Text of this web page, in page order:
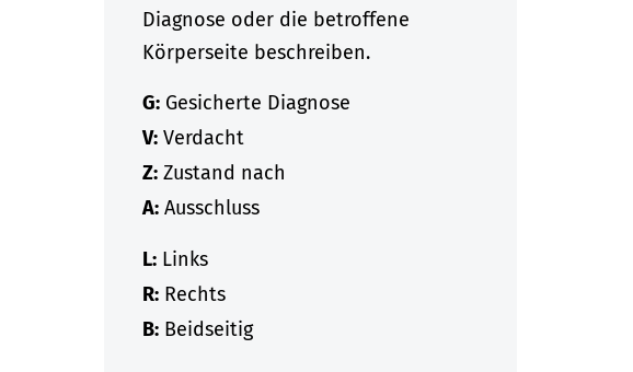
Diagnose oder die betroffene
Körperseite beschreiben.
G:Gesicherte Diagnose
V:Verdacht
Z:Zustand nach
A:Ausschluss
L:Links
R:Rechts
B:Beidseitig